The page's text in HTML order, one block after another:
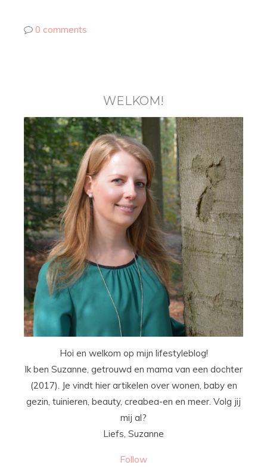
0 comments
WELKOM!
Hoi en welkom op mijn lifestyleblog!
Ik ben Suzanne, getrouwd en mama van een dochter
(2017). Je vindt hier artikelen over wonen, baby en
gezin, tuinieren, beauty, creabea-en en meer. Volg jij
mij al?
Liefs, Suzanne
Follow